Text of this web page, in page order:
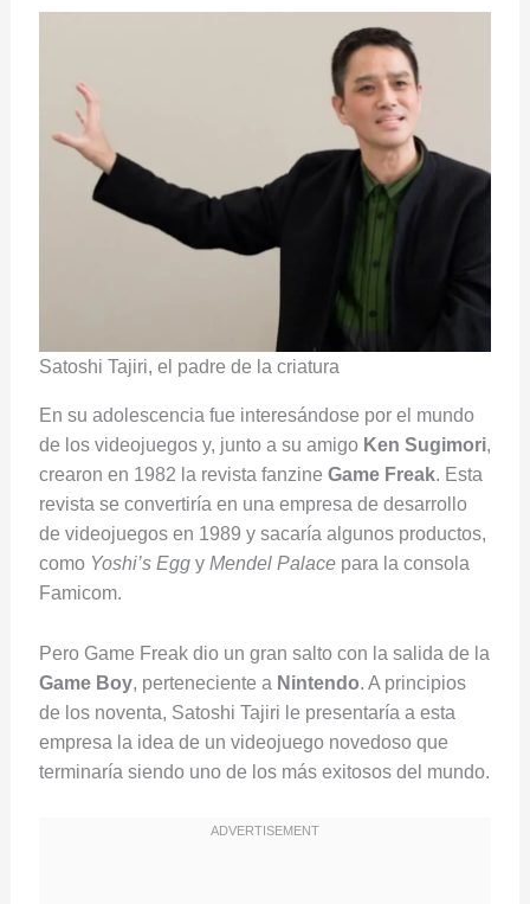
Satoshi Tajiri, el padre de la criatura
En su adolescencia fue interesándose por el mundo
de los videojuegos y, junto a su amigo Ken Sugimori,
crearon en 1982 la revista fanzine Game Freak. Esta
revista se convertiría en una empresa de desarrollo
de videojuegos en 1989 y sacaría algunos productos,
como Yoshi’s Eggy Mendel Palacepara la consola
Famicom.
Pero Game Freak dio un gran salto con la salida de la
Game Boy, perteneciente a Nintendo. A principios
de los noventa, Satoshi Tajiri le presentaría a esta
empresa la idea de un videojuego novedoso que
terminaría siendo uno de los más exitosos del mundo.